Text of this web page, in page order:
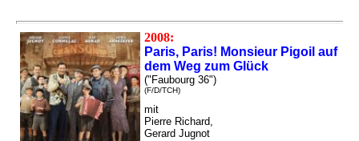
2008:
Paris, Paris! Monsieur Pigoil auf
dem Weg zum Glück
("Faubourg 36")
(F/D/TCH)
mit
Pierre Richard,
Gerard Jugnot